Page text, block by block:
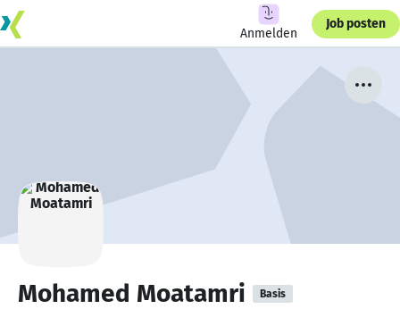
Anmelden
Job posten
Mohamed Moatamri Basis